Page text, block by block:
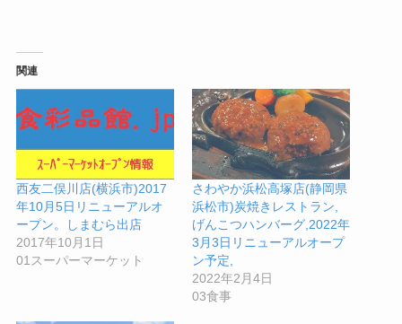
関連
西友二俣川店(横浜市)2017
年10月5日リニューアルオ
ープン。しまむら出店
2017年10月1日
01スーパーマーケット
さわやか浜松高塚店(静岡県
浜松市)炭焼きレストラン,
げんこつハンバーグ,2022年
3月3日リニューアルオープ
ン予定,
2022年2月4日
03食事